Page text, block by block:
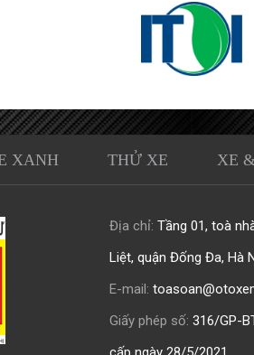
XANH THỬ XE XE
Địa chỉ: Tầng 01, toà
Liệt, quận Đống Đa, Hà
E-mail:
Giấy phép số: 316/GP-